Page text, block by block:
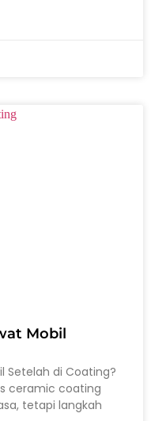
Mobil
Setelah di Coating?
ceramic coating
tetapi langkah